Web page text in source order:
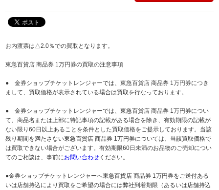
お内渡票は△2.0％での買取となります。
東急百貨店 商品券 1万円券の買取の注意事項
● 金券ショップチケットレンジャーでは、東急百貨店 商品券 1万円券につき
まして、買取価格が表示されている場合は買取を行なっております。
● 金券ショップチケットレンジャーでは、東急百貨店 商品券 1万円券につい
て、商品名または上部に特記事項の記載がある場合を除き、有効期限の記載が
ない限り60日以上あることを条件とした買取価格をご提示しております。当該
残り期間を満たさない東急百貨店 商品券 1万円券については、当該買取価格で
は買取できない場合がございます。有効期限60日未満のお品物のご売却につい
てのご相談は、事前にお問い合わせ ください。
●金券ショップチケットレンジャーへ東急百貨店 商品券 1万円券をご送付ある
いは店舗持込により買取をご希望の場合には弊社到着期限（あるいは店舗持込